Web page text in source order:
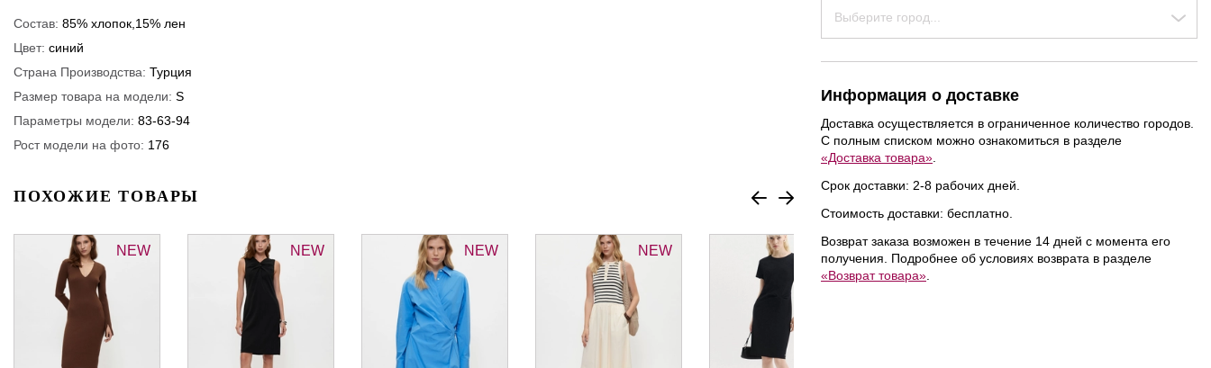
Состав: 85% хлопок,15% лен
Цвет: синий
Страна Производства: Турция
Размер товара на модели: S
Параметры модели: 83-63-94
Рост модели на фото: 176
ПОХОЖИЕ ТОВАРЫ
NEW NEW NEW NEW NEW
Выберите город...
Информация о доставке
Доставка осуществляется в ограниченное количество городов.
С полным списком можно ознакомиться в разделе
«Доставка товара»
Срок доставки: 2-8 рабочих дней.
Стоимость доставки: бесплатно.
Возврат заказа возможен в течение 14 дней с момента его
получения. Подробнее об условиях возврата в разделе
«Возврат товара»